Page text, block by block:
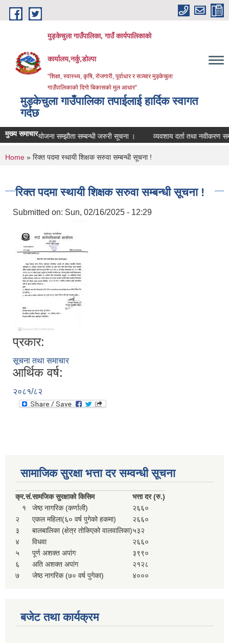
Skip to main content
मुड्केचुला गाउँपालिका, गाउँ कार्यपालिकाको
कार्यालय,नर्कु,डोल्पा
“शिक्षा, स्वास्थ्य, कृषि, रोजगारी, पूर्वाधार र सञ्चार मुड्केचुला
गाउँपालिकाको दिगो बिकासको मुल आधार”
मुड्केचुला गाउँपालिका तपाईलाई हार्दिक स्वागत
गर्दछ
मुख्य समाचार
योजना सम्झौता सम्बन्धी जरुरी सूचना । व्यवशाय दर्ता तथा नवीकरण सम्बन्धि
You are here
Home » रिक्त पदमा स्थायी शिक्षक सरुवा सम्बन्धी सूचना !
रिक्त पदमा स्थायी शिक्षक सरुवा सम्बन्धी सूचना !
Submitted on: Sun, 02/16/2025 - 12:29
प्रकार:
सूचना तथा समाचार
आर्थिक वर्ष:
२०८१/८२
सामाजिक सुरक्षा भत्ता दर सम्वन्धी सूचना
क्र.सं.सामजिक सुरक्षाको किसिम
भत्ता दर (रु.)
१
जेष्ठ नागरिक (कर्णाली)
२६६०
२
एकल महिला(६० वर्ष पुगेको हकमा)
२६६०
३
बालबालिका (क्षेत्र तोकिएको वालवालिका)५३२
४
विधवा
२६६०
५
पूर्ण अशक्त अपांग
३९९०
६
अति अशक्त अपांग
२१२८
७
जेष्ठ नागरिक (७० वर्ष पुगेका) ४०००
बजेट तथा कार्यक्रम